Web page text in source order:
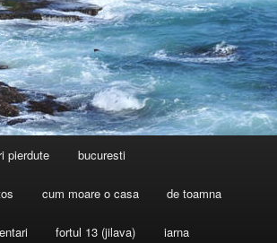
pierdute bucuresti
cum moare o casa de toamna
fortul 13 (jilava) iarna